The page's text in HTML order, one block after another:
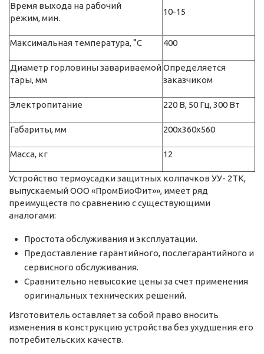
Время выхода на рабочий
режим, мин.
10-15
Максимальная температура, °С 400
Диаметр горловины завариваемой
тары, мм
Определяется
заказчиком
Электропитание 220 В, 50 Гц, 300 Вт
Габариты, мм 200x360x560
Масса, кг 12
Устройство термоусадки защитных колпачков УУ- 2ТК,
выпускаемый ООО «ПромБиоФит»», имеет ряд
преимуществ по сравнению с существующими
аналогами:
Простота обслуживания и эксплуатации.
Предоставление гарантийного, послегарантийного и
сервисного обслуживания.
Сравнительно невысокие цены за счет применения
оригинальных технических решений.
Изготовитель оставляет за собой право вносить
изменения в конструкцию устройства без ухудшения его
потребительских качеств.